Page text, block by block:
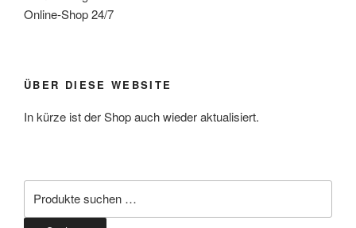
Online-Shop 24/7
ÜBER DIESE WEBSITE
In kürze ist der Shop auch wieder aktualisiert.
nach: